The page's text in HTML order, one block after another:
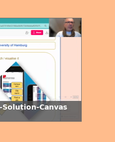
Solution-Canvas